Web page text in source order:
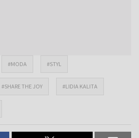
#MODA #STYL
#SHARE THE JOY #LIDIA KALITA